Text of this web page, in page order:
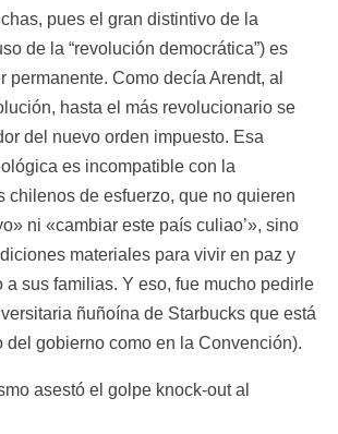
pues el gran distintivo de la
de la “revolución democrática”) es
permanente. Como decía Arendt, al
hasta el más revolucionario se
del nuevo orden impuesto. Esa
es incompatible con la
chilenos de esfuerzo, que no quieren
ni «cambiar este país culiao’», sino
materiales para vivir en paz y
a sus familias. Y eso, fue mucho pedirle
ñuñoína de Starbucks que está
del gobierno como en la Convención).
asestó el golpe knock-out al